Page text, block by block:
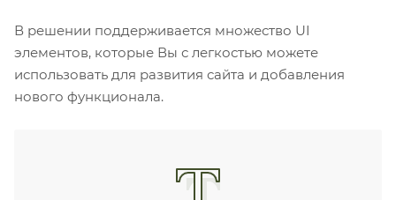
В решении поддерживается множество UI
элементов, которые Вы с легкостью можете
использовать для развития сайта и добавления
нового функционала.